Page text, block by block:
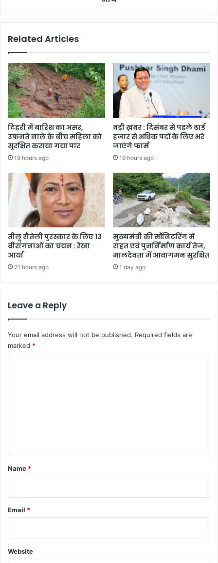
Related Articles
टिहरी में बारिश का असर,
उफनते नाले के बीच महिला को
सुरक्षित कराया गया पार
19 hours ago
बड़ी ख़बर : दिसंबर से पहले ढाई
हजार से अधिक पदों के लिए भरे
जाएंगे फार्म
19 hours ago
तीलू रौतेली पुरस्कार के लिए 13
वीरांगनाओं का चयन : रेखा
आर्या
21 hours ago
मुख्यमंत्री की मॉनिटरिंग में
राहत एवं पुनर्निर्माण कार्य तेज,
मालदेवता में आवागमन सुरक्षित
1 day ago
Leave a Reply
Your email address will not be published. Required fields are
marked *
*
Name *
Email *
Website